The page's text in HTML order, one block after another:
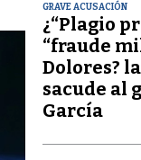
GRAVE ACUSACIÓN
¿“Plagio
“fraude
Dolores?
sacude al
García